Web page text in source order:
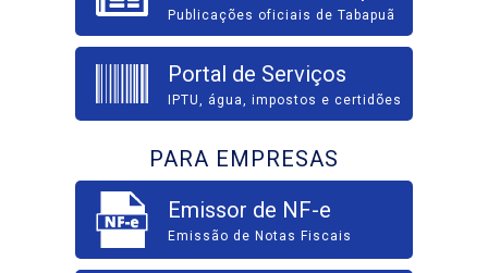
Publicações oficiais de Tabapuã
Portal de Serviços
IPTU, água, impostos e certidões
PARA EMPRESAS
Emissor de NF-e
Emissão de Notas Fiscais